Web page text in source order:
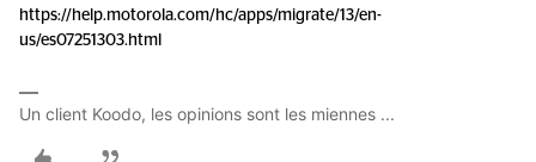
https://help.motorola.com/hc/apps/migrate/13/en-
us/es07251303.html
Un client Koodo, les opinions sont les miennes ...